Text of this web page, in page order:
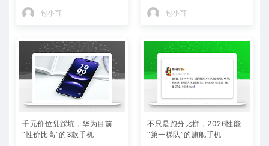
包小可 包小可
千元价位乱踩坑，华为目前
“性价比高”的3款手机
不只是跑分比拼，2026性能
“第一梯队”的旗舰手机